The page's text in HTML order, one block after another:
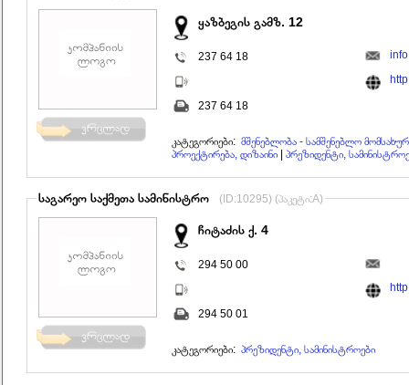
ყაზბეგის გამზ. 12
237 64 18
237 64 18
კატეგორიები: მშენებლობა - სამშენებლო
პროექტირება, დიზაინი
პრეზიდენტი,
საგარეო საქმეთა სამინისტრო (ID:10295) (პაკეტი:A)
ჩიტაძის ქ. 4
294 50 00
294 50 01
კატეგორიები: პრეზიდენტი, სამინისტროები